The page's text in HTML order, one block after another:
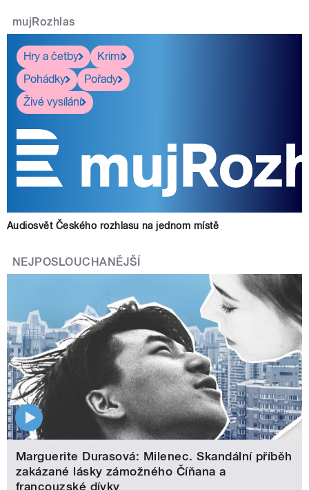
mujRozhlas
Hry a četby
Krimi
Pohádky
Pořady
Živé vysílání
Audiosvět Českého rozhlasu na jednom místě
NEJPOSLOUCHANĚJŠÍ
Marguerite Durasová: Milenec. Skandální příběh
zakázané lásky zámožného Číňana a
francouzské dívky